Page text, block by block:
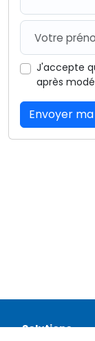
J'accepte
après
Envoyer
Solutions